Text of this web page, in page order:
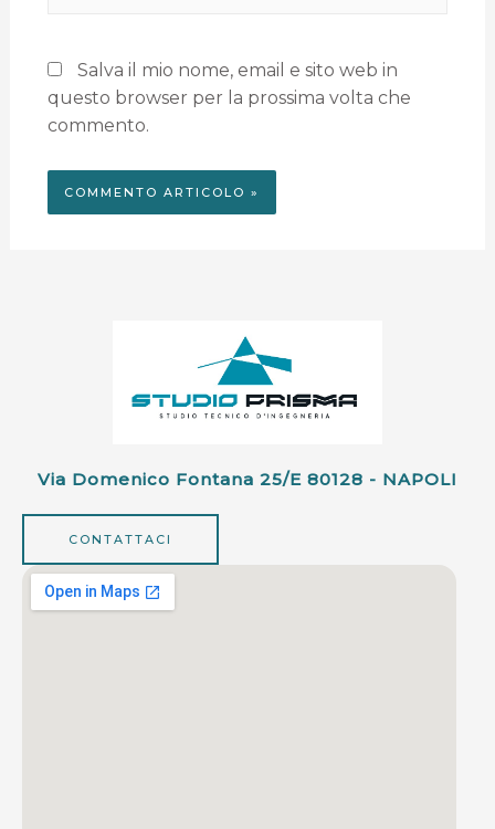
Salva il mio nome, email e sito web in
questo browser per la prossima volta che
commento.
Via Domenico Fontana 25/e 80128 - NAPOLI
CONTATTACI